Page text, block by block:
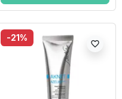
-21%
favorite_border